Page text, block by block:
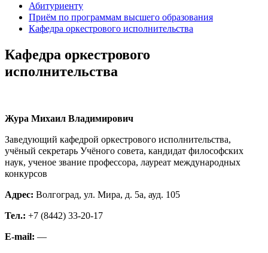
Абитуриенту
Приём по программам высшего образования
Кафедра оркестрового исполнительства
Кафедра оркестрового
исполнительства
Жура Михаил Владимирович
Заведующий кафедрой оркестрового исполнительства,
учёный секретарь Учёного совета, кандидат философских
наук, ученое звание профессора, лауреат международных
конкурсов
Адрес: Волгоград, ул. Мира, д. 5а, ауд. 105
Тел.: +7 (8442) 33-20-17
E-mail: —